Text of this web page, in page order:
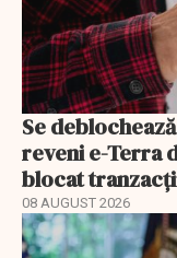
Se
reveni e-Terra
blocat
08 AUGUST 2026